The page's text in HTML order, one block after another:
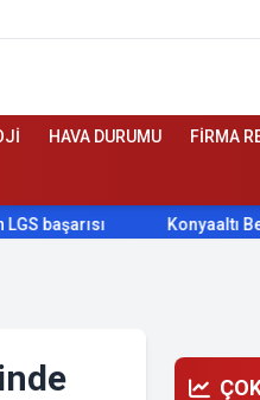
HAVA DURUMU FİRMA
Konyaaltı